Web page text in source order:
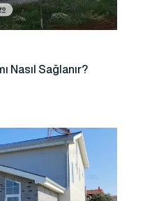
Nasıl Sağlanır?